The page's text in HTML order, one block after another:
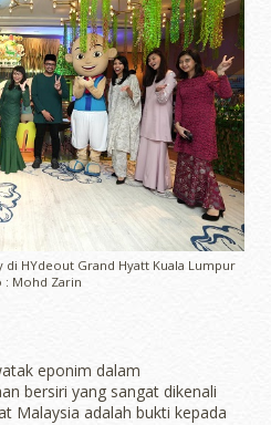
di HYdeout Grand Hyatt Kuala Lumpur
: Mohd Zarin
eponim dalam
bersiri yang sangat dikenali
Malaysia adalah bukti kepada